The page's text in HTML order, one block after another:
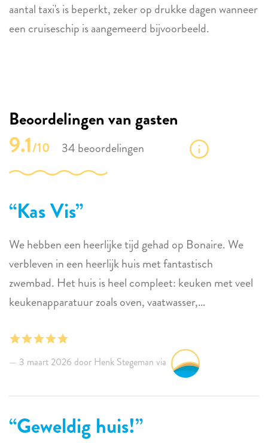
aantal taxi's is beperkt, zeker op drukke dagen wanneer
een cruiseschip is aangemeerd bijvoorbeeld.
Beoordelingen van gasten
9.1/10 34 beoordelingen
Kas Vis
We hebben een heerlijke tijd gehad op Bonaire. We
verbleven in een heerlijk huis met fantastisch
zwembad. Het huis is heel compleet: keuken met veel
keukenapparatuur zoals oven, vaatwasser,
hele goede herinneringen!
3 maart 2026 door Henk Stegeman via
Geweldig huis!